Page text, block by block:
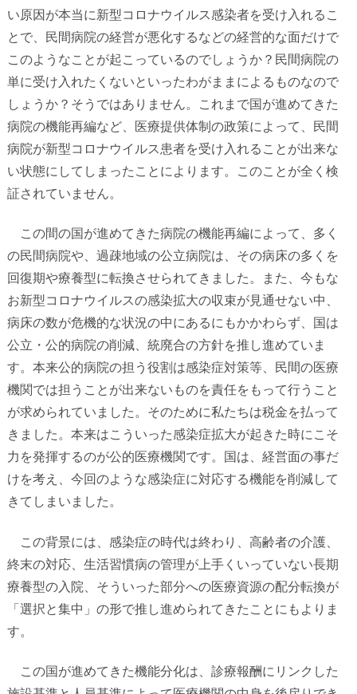
い原因が本当に新型コロナウイルス感染者を受け入れるこ
とで、民間病院の経営が悪化するなどの経営的な面だけで
このようなことが起こっているのでしょうか？民間病院の
単に受け入れたくないといったわがままによるものなので
しょうか？そうではありません。これまで国が進めてきた
病院の機能再編など、医療提供体制の政策によって、民間
病院が新型コロナウイルス患者を受け入れることが出来な
い状態にしてしまったことによります。このことが全く検
証されていません。
この間の国が進めてきた病院の機能再編によって、多く
の民間病院や、過疎地域の公立病院は、その病床の多くを
回復期や療養型に転換させられてきました。また、今もな
お新型コロナウイルスの感染拡大の収束が見通せない中、
病床の数が危機的な状況の中にあるにもかかわらず、国は
公立・公的病院の削減、統廃合の方針を推し進めていま
す。本来公的病院の担う役割は感染症対策等、民間の医療
機関では担うことが出来ないものを責任をもって行うこと
が求められていました。そのために私たちは税金を払って
きました。本来はこういった感染症拡大が起きた時にこそ
力を発揮するのが公的医療機関です。国は、経営面の事だ
けを考え、今回のような感染症に対応する機能を削減して
きてしまいました。
この背景には、感染症の時代は終わり、高齢者の介護、
終末の対応、生活習慣病の管理が上手くいっていない長期
療養型の入院、そういった部分への医療資源の配分転換が
「選択と集中」の形で推し進められてきたことにもよりま
す。
この国が進めてきた機能分化は、診療報酬にリンクした